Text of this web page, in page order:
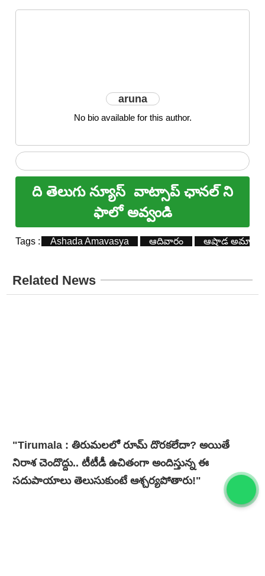
aruna
No bio available for this author.
ది తెలుగు న్యూస్ వాట్సాప్ ఛానల్ ని
ఫాలో అవ్వండి
Tags : Ashada Amavasya ఆదివారం ఆషాడ
Related News
"Tirumala : తిరుమలలో రూమ్ దొరకలేదా? అయితే
నిరాశ చెందొద్దు.. టీటీడీ ఉచితంగా అందిస్తున్న ఈ
సదుపాయాలు తెలుసుకుంటే ఆశ్చర్యపోతారు!"